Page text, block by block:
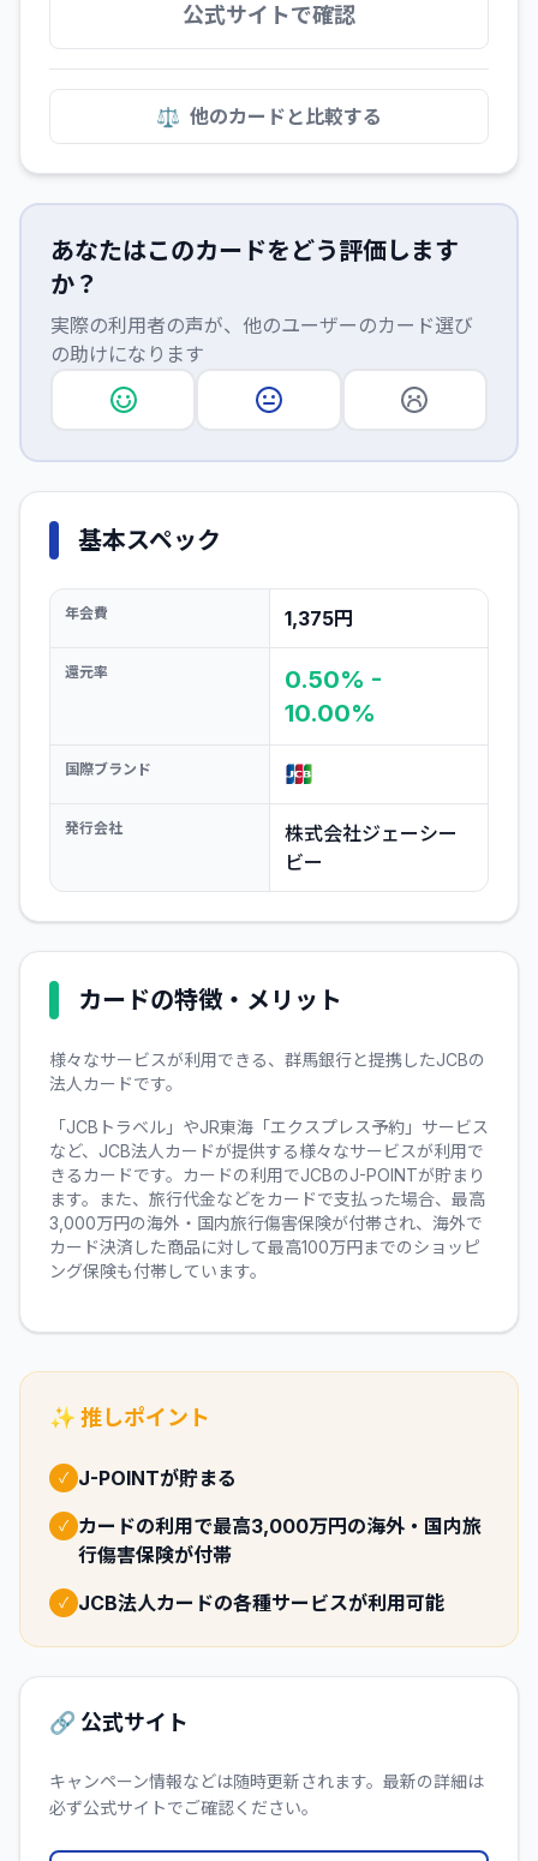
公式サイトで確認
⚖️ 他のカードと比較する
あなたはこのカードをどう評価します
か？
実際の利用者の声が、他のユーザーのカード選び
の助けになります
基本スペック
年会費 1,375円
還元率
0.50% -
10.00%
国際ブランド
発行会社
株式会社ジェーシー
ビー
カードの特徴・メリット
様々なサービスが利用できる、群馬銀行と提携したJCBの
法人カードです。
「JCBトラベル」やJR東海「エクスプレス予約」サービス
など、JCB法人カードが提供する様々なサービスが利用で
きるカードです。カードの利用でJCBのJ-POINTが貯まり
ます。また、旅行代金などをカードで支払った場合、最高
3,000万円の海外・国内旅行傷害保険が付帯され、海外で
カード決済した商品に対して最高100万円までのショッピ
ング保険も付帯しています。
✨ 推しポイント
✓ J-POINTが貯まる
✓ カードの利用で最高3,000万円の海外・国内旅
行傷害保険が付帯
✓ JCB法人カードの各種サービスが利用可能
🔗 公式サイト
キャンペーン情報などは随時更新されます。最新の詳細は
必ず公式サイトでご確認ください。